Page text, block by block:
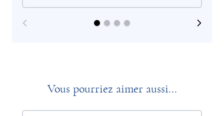
Vous pourriez aimer aussi...